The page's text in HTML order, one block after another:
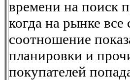
времени на поиск
когда на рынке
соотношение
планировки и
покупателей